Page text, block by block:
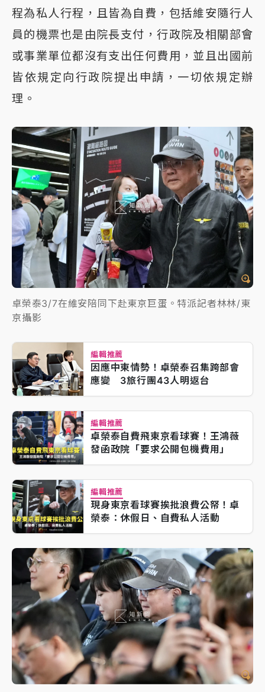
程為私人行程，且皆為自費，包括維安隨行人
員的機票也是由院長支付，行政院及相關部會
或事業單位都沒有支出任何費用，並且出國前
皆依規定向行政院提出申請，一切依規定辦
理。
卓榮泰3/7在維安陪同下赴東京巨蛋。特派記者林林/東
京攝影
編輯推薦
因應中東情勢！卓榮泰召集跨部會
應變 3旅行團43人明返台
編輯推薦
卓榮泰自費飛東京看球賽！王鴻薇
發函政院「要求公開包機費用」
編輯推薦
現身東京看球賽挨批浪費公帑！卓
榮泰：休假日、自費私人活動